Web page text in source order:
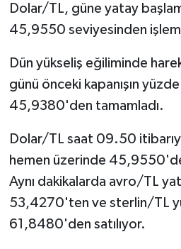
Dolar/TL, güne yatay
45,9550 seviyesinden
Dün yükseliş eğiliminde
günü önceki kapanışın
45,9380'den tamamladı.
Dolar/TL saat 09.50
hemen üzerinde
Aynı dakikalarda avro/TL
53,4270'ten ve sterlin/TL
61,8480'den satılıyor.